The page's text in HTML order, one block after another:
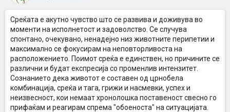
Среќата е акутно чувство што се развива и доживува во
моменти на исполнетост и задоволство. Се случува
спонтано, очекувано, ненадејно низ животните перипетии и
максимално се фокусирам на неповторливоста на
расположението. Поимот среќа е единствен, но причините се
различни и будат експресија со променлив интензитет.
Сознанието дека животот е составен од црнобела
комбинација, среќа и тага, грижи и насмевки, успех и
неизвесност, кои немаат хронолошка поставеност свесно го
прифаќам и реагирам спрема "обоеноста" на ситуацијата.